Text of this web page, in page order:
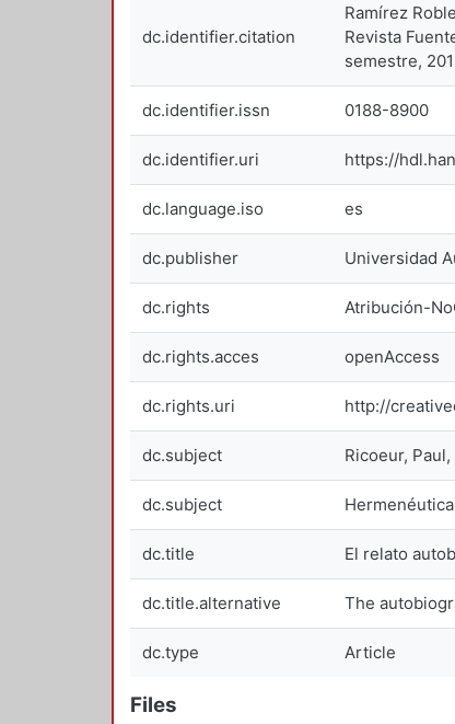
dc.identifier.citation
Ramírez
Revista
semestre,
dc.identifier.issn 0188-8900
dc.identifier.uri https://
dc.language.iso es
dc.publisher Universidad
dc.rights Atribución-
dc.rights.acces openAccess
dc.rights.uri http://
dc.subject Ricoeur,
dc.subject Hermenéutica
dc.title El relato
dc.title.alternative The
dc.type Article
Files